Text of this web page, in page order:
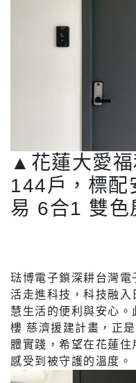
▲花蓮大愛
144戶，標配
易 6合1 雙色
琺博電子鎖深耕台灣電
活走進科技，科技融
慧生活的便利與安心
樓 慈濟援建計畫，正
體實踐，希望在花蓮住
感受到被守護的溫度。